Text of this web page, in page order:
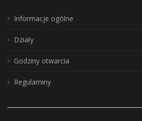
Informacje ogólne
Działy
Godziny otwarcia
Regulaminy